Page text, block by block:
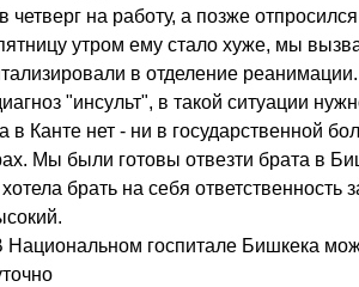
на работу, а позже
утром ему стало хуже, мы
в отделение
"инсульт", в такой ситуации
в Канте нет - ни в государственной
Мы были готовы отвезти брата в
брать на себя ответственность
Национальном госпитале Бишкека